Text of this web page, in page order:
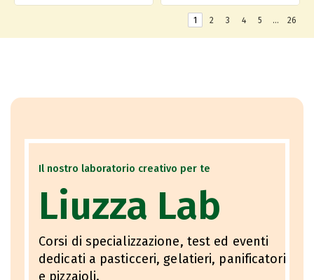
1 2 3 4 5 … 26
Il nostro laboratorio creativo per te
Liuzza Lab
Corsi di specializzazione, test ed eventi
dedicati a pasticceri, gelatieri, panificatori
e pizzaioli.